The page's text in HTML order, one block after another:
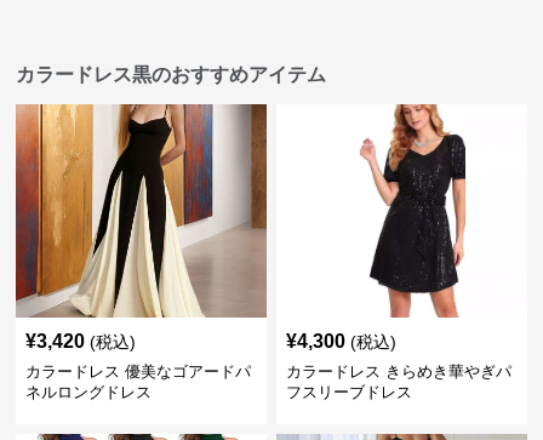
カラードレス黒のおすすめアイテム
¥3,420 (税込)
カラードレス 優美なゴアードパ
ネルロングドレス
¥4,300 (税込)
カラードレス きらめき華やぎパ
フスリーブドレス